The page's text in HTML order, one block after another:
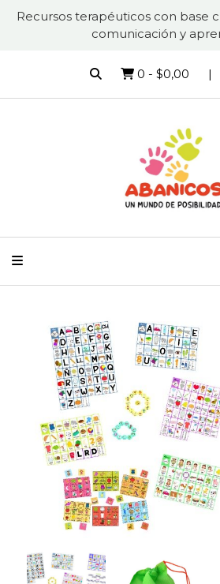
Recursos terapéuticos con base
comunicación y
0 - $0,00